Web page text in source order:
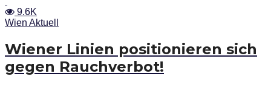
9.6K
Wien Aktuell
Wiener Linien positionieren sich
gegen Rauchverbot!